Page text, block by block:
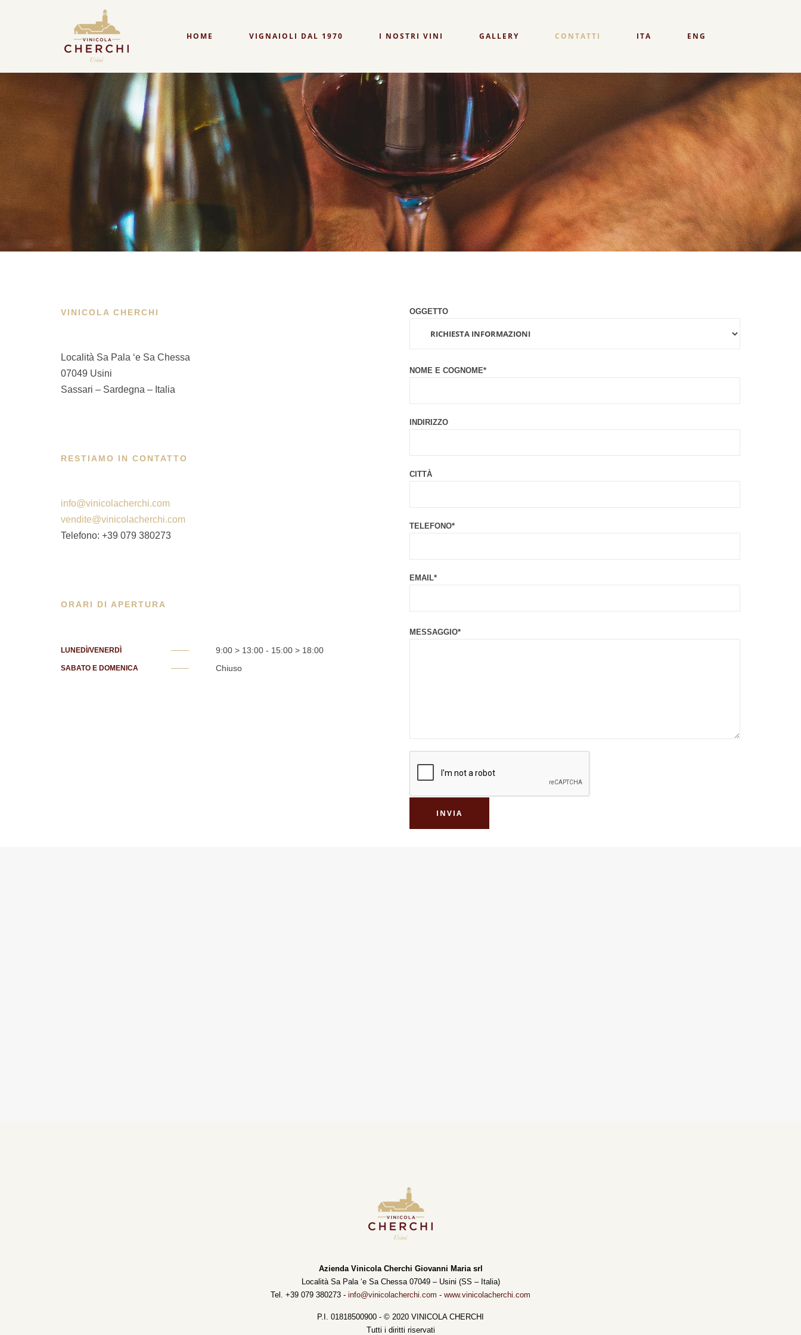
HOME VIGNAIOLI DAL 1970 I NOSTRI VINI
TUVAOES BILLIA VERMENTINO
BILLIA CAGNULARI
SOBERANU
TUVAOES 30 VENDEMMIE
TOKATERRA
NONNU ELOGU BIANCA
NONNU ELOGU AMBRATA
GALLERY CONTATTI ITA ENG
VINICOLA CHERCHI
Località Sa Pala ‘e Sa Chessa
07049 Usini
Sassari – Sardegna – Italia
RESTIAMO IN CONTATTO
info@vinicolacherchi.com
vendite@vinicolacherchi.com
Telefono: +39 079 380273
ORARI DI APERTURA
LUNEDÌ/VENERDÌ 9:00 > 13:00 - 15:00 > 18:00
SABATO E DOMENICA Chiuso
OGGETTO
NOME E COGNOME*
INDIRIZZO
CITTÀ
TELEFONO*
EMAIL*
MESSAGGIO*
Azienda Vinicola Cherchi Giovanni Maria srl
Località Sa Pala ‘e Sa Chessa 07049 – Usini (SS – Italia)
Tel. +39 079 380273 - info@vinicolacherchi.com - www.vinicolacherchi.com
P.I. 01818500900 - © 2020 VINICOLA CHERCHI
Tutti i diritti riservati